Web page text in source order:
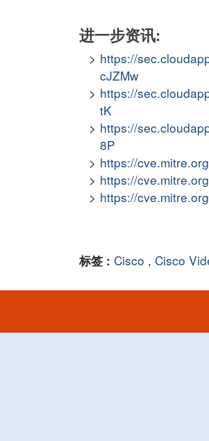
进一步资讯:
https://
cJZMw
https://
tK
https://
8P
https://
https://
https://
标签 : Cisco , Cisco